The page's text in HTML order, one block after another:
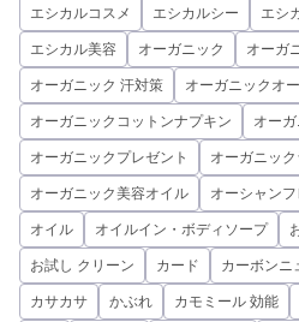
エシカルコスメ エシカルシー エシ
エシカル美容 オーガニック オーガ
オーガニック 汗対策 オーガニックオ
オーガニックコットンナプキン オー
オーガニックプレゼント オーガニッ
オーガニック美容オイル オーシャン
オイル オイルイン・ボディソープ
お試し クリーン カード カーボンニ
カサカサ かぶれ カモミール 効能